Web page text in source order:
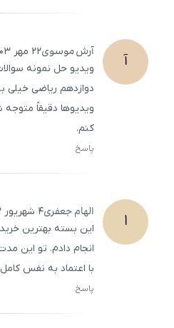
آ آرشموسوی۲۲ مهر ۱۴۰۳
ویدیو حل نمونه
دوازدهم ریاضی خیلی
ویدیوها دقیقاً متوجه
کنم.
پاسخ
ا الهامجعفری۴ شهریور ۱۴۰۳
این بسته بهترین
انجام دادم. تو این
با اعتماد به نفس
پاسخ